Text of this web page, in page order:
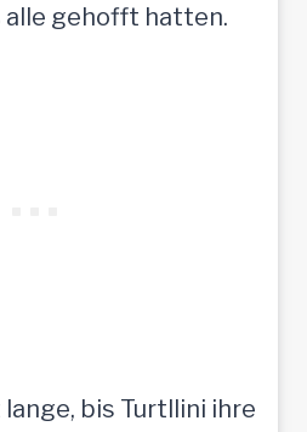
alle gehofft hatten.
bis Turtllini ihre